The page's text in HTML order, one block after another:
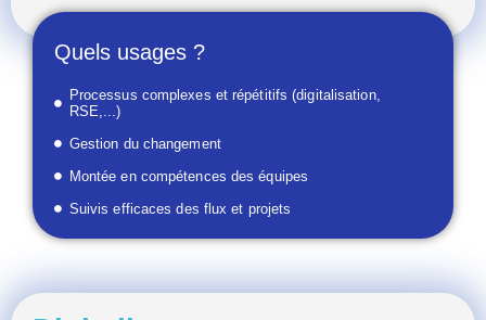
Quels usages ?
Processus complexes et répétitifs (digitalisation,
RSE,...)
Gestion du changement
Montée en compétences des équipes
Suivis efficaces des flux et projets